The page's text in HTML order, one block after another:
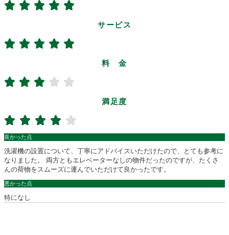
サービス
料 金
満足度
良かった点
洗濯機の設置について、丁寧にアドバイスいただけたので、とても参考に
なりました。 両方ともエレベーターなしの物件だったのですが、たくさ
んの荷物をスムーズに運んでいただけて良かったです。
悪かった点
特になし